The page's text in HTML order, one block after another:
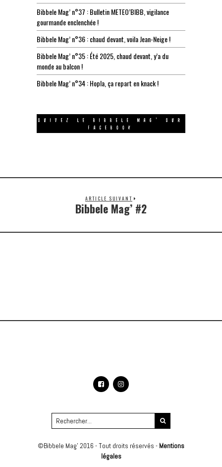
Bibbele Mag’ n°37 : Bulletin METEO’BIBB, vigilance
gourmande enclenchée !
Bibbele Mag’ n°36 : chaud devant, voila Jean-Neige !
Bibbele Mag’ n°35 : Été 2025, chaud devant, y’a du
monde au balcon !
Bibbele Mag’ n°34 : Hopla, ça repart en knack !
SUIVEZ LE BIBBELE MAG’ SUR
FACEBOOK
ARTICLE SUIVANT
Bibbele Mag’ #2
©Bibbele Mag' 2016 - Tout droits réservés - Mentions
légales